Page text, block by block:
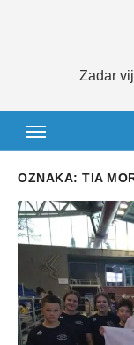
Zadar
OZNAKA: TIA